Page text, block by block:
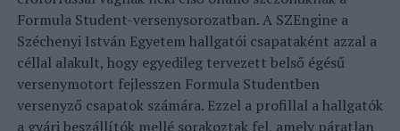
Formula Student-versenysorozatban. A SZEngine a
Széchenyi István Egyetem hallgatói csapataként azzal a
céllal alakult, hogy egyedileg tervezett belső égésű
versenymotort fejlesszen Formula Studentben
versenyző csapatok számára. Ezzel a profillal a hallgatók
a gyári beszállítók mellé sorakoztak fel, amely páratlan